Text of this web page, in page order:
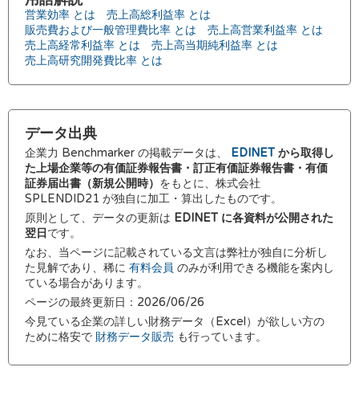
営業効率 とは
売上高総利益率 とは
販売費および一般管理費比率 とは
売上高営業利益率 とは
売上高経常利益率 とは
売上高当期純利益率 とは
売上高研究開発費比率 とは
データ出典
企業力 Benchmarker の掲載データは、 EDINETから取得し
た上場企業等の有価証券報告書・訂正有価証券報告書・有価
証券届出書（新規公開時） をもとに、株式会社
SPLENDID21 が独自に加工・算出したものです。
原則として、データの更新は EDINET に各資料が公開された
翌日 です。
なお、当ページに記載されている文言は弊社が独自に分析し
た見解であり、稀に 有料会員 のみが利用できる機能を案内し
ている場合があります。
ページの最終更新日：2026/06/26
今見ている企業の詳しい財務データ（Excel）が欲しい方の
ために格安で 財務データ販売 も行っています。